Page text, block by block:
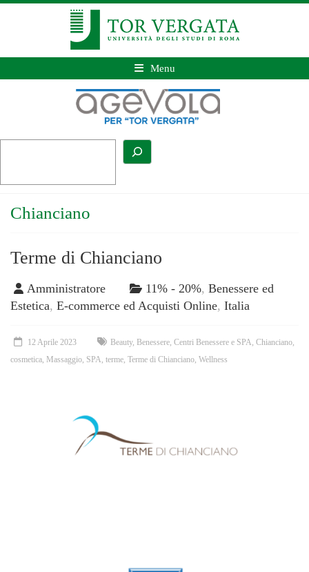
Menu
Chianciano
Terme di Chianciano
Amministratore 11% - 20%, Benessere ed
Estetica, E-commerce ed Acquisti Online, Italia
12 Aprile 2023 Beauty, Benessere Centri Benessere e SPA Chianciano
cosmetica Massaggio SPA terme Terme di Chianciano Wellness